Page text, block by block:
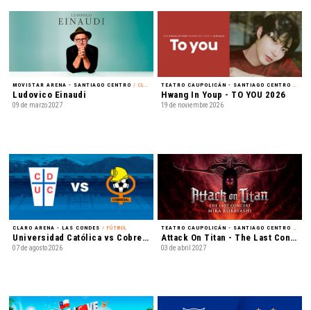
MOVISTAR ARENA - SANTIAGO CENTRO / CLÁSICA
Ludovico Einaudi
09 de marzo 2027
TEATRO CAUPOLICÁN - SANTIAGO CENTRO
Hwang In Youp - TO YOU 2026
19 de noviembre 2026
CLARO ARENA - LAS CONDES / FÚTBOL
Universidad Católica vs Cobresal - Liga de Primera Mercado Libre - Fecha 18
07 de agosto 2026
TEATRO CAUPOLICÁN - SANTIAGO CENTRO
Attack On Titan - The Last Concert
03 de abril 2027